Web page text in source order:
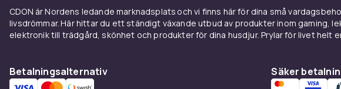
bekvämt sätt.
Se alla produkter och hitta den
CDON är Nordens ledande marknadsplats och vi finns här för dina små
livsdrömmar. Här hittar du ett ständigt växande utbud av produkter inom gaming,
elektronik till trädgård, skönhet och produkter för dina husdjur. Prylar för livet helt
Betalningsalternativ Säker